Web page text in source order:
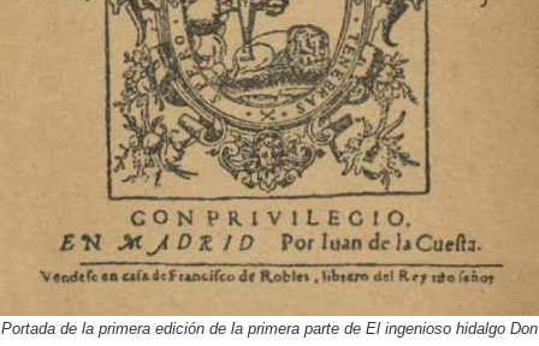
Portada de la primera edición de la primera parte de El ingenioso hidalgo Don